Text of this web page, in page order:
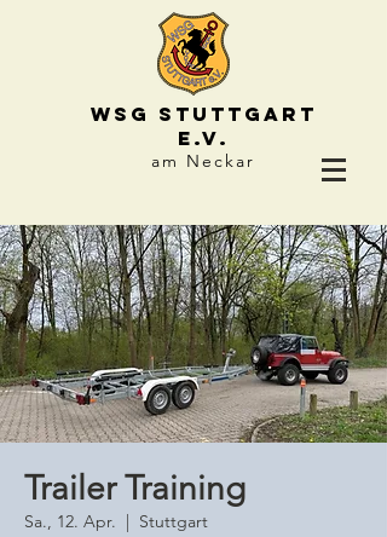
WSG STUTTGART
e.V.
am Neckar
Trailer Training
Sa., 12. Apr.
  |
Stuttgart